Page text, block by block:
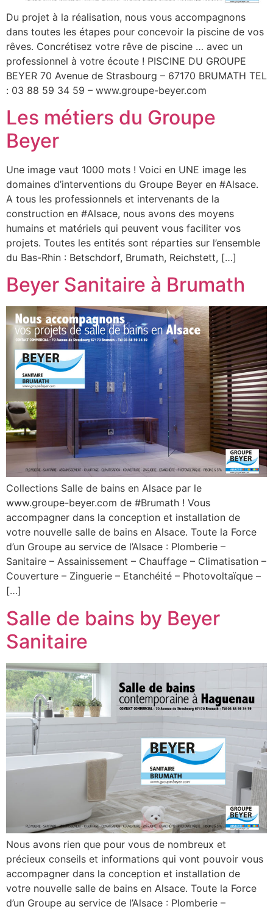
Du projet à la réalisation, nous vous accompagnons
dans toutes les étapes pour concevoir la piscine de vos
rêves. Concrétisez votre rêve de piscine … avec un
professionnel à votre écoute ! PISCINE DU GROUPE
BEYER 70 Avenue de Strasbourg – 67170 BRUMATH TEL
: 03 88 59 34 59 – www.groupe-beyer.com
Les métiers du Groupe
Beyer
Une image vaut 1000 mots ! Voici en UNE image les
domaines d’interventions du Groupe Beyer en #Alsace.
A tous les professionnels et intervenants de la
construction en #Alsace, nous avons des moyens
humains et matériels qui peuvent vous faciliter vos
projets. Toutes les entités sont réparties sur l’ensemble
du Bas-Rhin : Betschdorf, Brumath, Reichstett, […]
Beyer Sanitaire à Brumath
Collections Salle de bains en Alsace par le
www.groupe-beyer.com de #Brumath ! Vous
accompagner dans la conception et installation de
votre nouvelle salle de bains en Alsace. Toute la Force
d’un Groupe au service de l’Alsace : Plomberie –
Sanitaire – Assainissement – Chauffage – Climatisation –
Couverture – Zinguerie – Etanchéité – Photovoltaïque –
[…]
Salle de bains by Beyer
Sanitaire
Nous avons rien que pour vous de nombreux et
précieux conseils et informations qui vont pouvoir vous
accompagner dans la conception et installation de
votre nouvelle salle de bains en Alsace. Toute la Force
d’un Groupe au service de l’Alsace : Plomberie –